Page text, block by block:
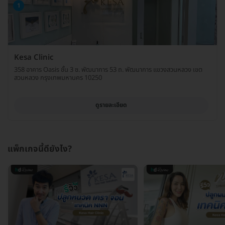
1
Kesa Clinic
358 อาคาร Oasis ชั้น 3 ซ. พัฒนาการ 53 ถ. พัฒนาการ แขวงสวนหลวง เขต
สวนหลวง กรุงเทพมหานคร 10250
ดูรายละเอียด
แพ็กเกจนี้ดียังไง?